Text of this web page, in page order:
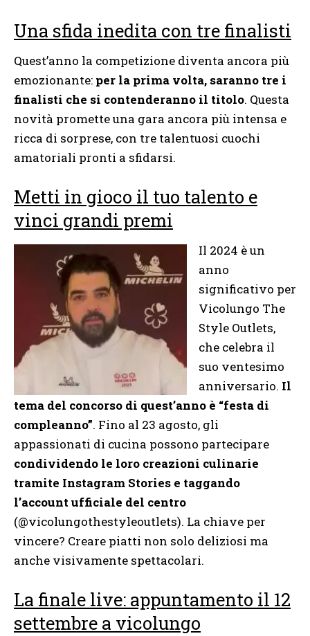
Una sfida inedita con tre finalisti
Quest’anno la competizione diventa ancora più
emozionante: per la prima volta, saranno tre i
finalisti che si contenderanno il titolo. Questa
novità promette una gara ancora più intensa e
ricca di sorprese, con tre talentuosi cuochi
amatoriali pronti a sfidarsi.
Metti in gioco il tuo talento e
vinci grandi premi
Il 2024 è un
anno
significativo per
Vicolungo The
Style Outlets,
che celebra il
suo ventesimo
anniversario. Il
tema del concorso di quest’anno è “festa di
compleanno”. Fino al 23 agosto, gli
appassionati di cucina possono partecipare
condividendo le loro creazioni culinarie
tramite Instagram Stories e taggando
l’account ufficiale del centro
(@vicolungothestyleoutlets). La chiave per
vincere? Creare piatti non solo deliziosi ma
anche visivamente spettacolari.
La finale live: appuntamento il 12
settembre a vicolungo